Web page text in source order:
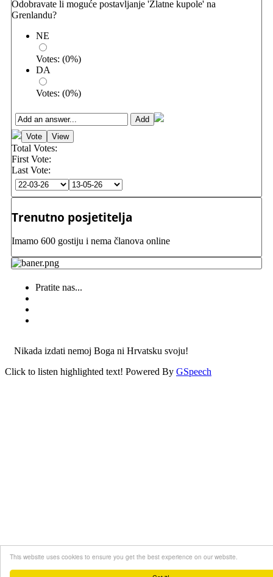
This website uses cookies to ensure you get the best experience on our website.
Odobravate li moguće postavljanje 'Zlatne kupole' na
Grenlandu?
NE
Votes: (0%)
DA
Votes: (0%)
Total Votes:
First Vote:
Last Vote:
Trenutno posjetitelja
Imamo 600 gostiju i nema članova online
Pratite nas...
Nikada izdati nemoj Boga ni Hrvatsku svoju!
Click to listen highlighted text! Powered By GSpeech